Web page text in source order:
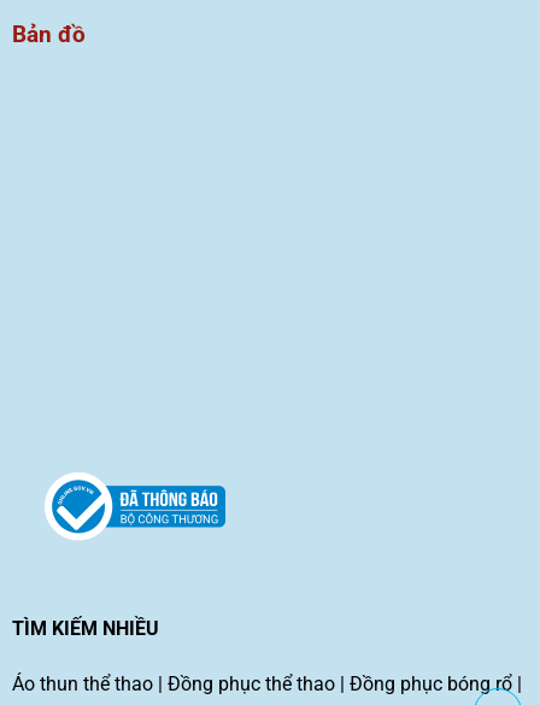
Bản đồ
TÌM KIẾM NHIỀU
Áo thun thể thao| Đồng phục thể thao| Đồng phục bóng rổ|